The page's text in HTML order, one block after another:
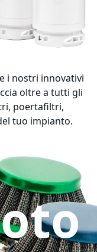
i nostri innovativi
oltre a tutti gli
poertafiltri,
tuo impianto.